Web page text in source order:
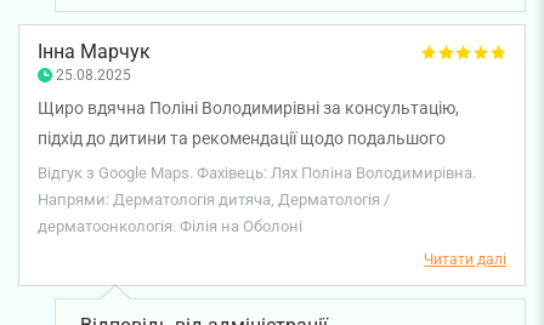
Бажаємо вам міцного здоров'я!
Інна Марчук
25.08.2025
Щиро вдячна Поліні Володимирівні за консультацію,
підхід до дитини та рекомендації щодо подальшого
лікування.💐
Відгук з Google Maps. Фахівець: Лях Поліна Володимирівна.
Напрями: Дерматологія дитяча, Дерматологія /
дерматоонкологія. Філія на Оболоні
Читати далі